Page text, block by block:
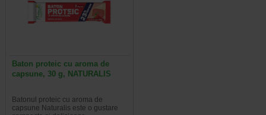
Baton proteic cu aroma de
capsune, 30 g, NATURALIS
Batonul proteic cu aroma de
capsune Naturalis este o gustare